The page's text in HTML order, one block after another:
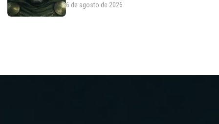
6 de agosto de 2026